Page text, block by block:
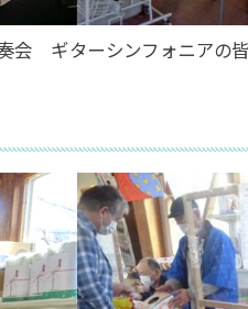
会 ギターシンフォニアの